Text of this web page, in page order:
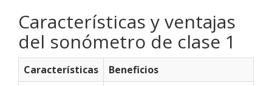
Características y ventajas
del sonómetro de clase 1
Características
Beneficios